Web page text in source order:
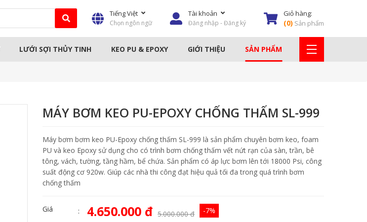
Tiếng Việt
Chọn ngôn ngữ
Tài khoản
Đăng nhập - Đăng ký
Giỏ hàng:
(0) Sản phẩm
LƯỚI SỢI THỦY TINH KEO PU & EPOXY GIỚI THIỆU SẢN PHẨM
DỤNG CỤ THI CÔNG
MÁY PHUN XÂY DỰNG
THIẾT BỊ NÂNG & HẠ
MÁY BƠM KEO PU-EPOXY CHỐNG THẤM SL-999
Máy bơm bơm keo PU-Epoxy chống thấm SL-999 là sản phẩm chuyên bơm keo, foam
PU và keo Epoxy sử dụng cho có trình bơm chống thấm vết nứt rạn của sàn, trần, bê
tông, vách, tường, tầng hầm, bể chứa. Sản phẩm có áp lực bơm lên tới 18000 Psi, công
suất động cơ 920w. Giúp các nhà thi công đạt hiệu quả tối đa trong quá trình bơm
chống thấm
Giá 4.650.000 đ 5.000.000 đ -7%